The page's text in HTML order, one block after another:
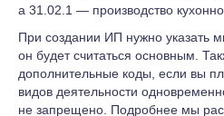
а 31.02.1 — производство
При создании ИП нужно
он будет считаться основным.
дополнительные коды, если вы
видов деятельности
не запрещено. Подробнее мы